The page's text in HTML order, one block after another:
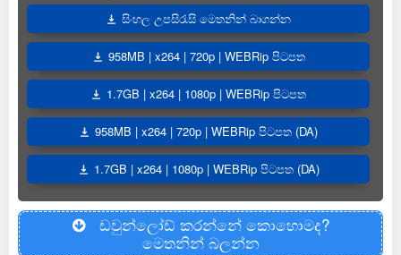
සිංහල උපසිරැසි මෙතනින් බාගන්න
958MB | x264 | 720p | WEBRip පිටපත
1.7GB | x264 | 1080p | WEBRip පිටපත
958MB | x264 | 720p | WEBRip පිටපත (DA)
1.7GB | x264 | 1080p | WEBRip පිටපත (DA)
ඩවුන්ලෝඩ් කරන්නේ කොහොමද?
මෙතනින් බලන්න